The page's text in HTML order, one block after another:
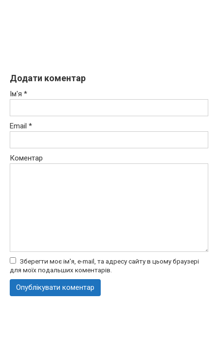
Додати коментар
Ім'я *
Email *
Коментар
Зберегти моє ім'я, e-mail, та адресу сайту в цьому браузері
для моїх подальших коментарів.